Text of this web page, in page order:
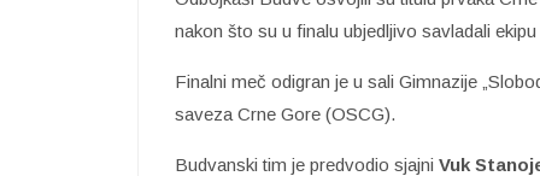
nakon što su u finalu ubjedljivo savladali
Finalni meč odigran je u sali Gimnazije
saveza Crne Gore (OSCG).
Budvanski tim je predvodio sjajni Vuk